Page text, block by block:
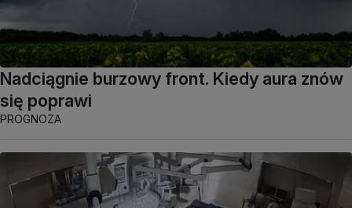
Nadciągnie burzowy front. Kiedy aura znów
się poprawi
PROGNOZA